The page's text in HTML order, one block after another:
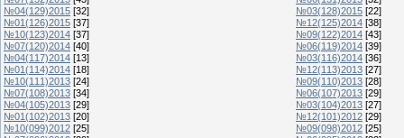
№04(129)2015 [32] №03(128)2015 [22]
№01(126)2015 [37] №12(125)2014 [38]
№10(123)2014 [37] №09(122)2014 [43]
№07(120)2014 [40] №06(119)2014 [39]
№04(117)2014 [13] №03(116)2014 [36]
№01(114)2014 [18] №12(113)2013 [27]
№10(111)2013 [24] №09(110)2013 [28]
№07(108)2013 [34] №06(107)2013 [29]
№04(105)2013 [29] №03(104)2013 [27]
№01(102)2013 [20] №12(101)2012 [29]
№10(099)2012 [25] №09(098)2012 [25]